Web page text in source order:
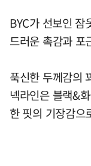
BYC가 선보인 잠
드러운 촉감과 포
푹신한 두께감의
넥라인은 블랙&
한 핏의 기장감으